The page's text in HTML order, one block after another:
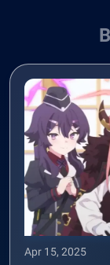
Apr 15, 2025